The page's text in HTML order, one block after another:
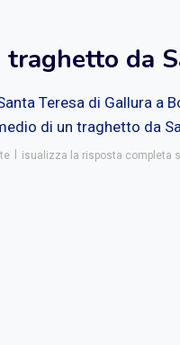
da
Teresa di Gallura a
di un traghetto da
isualizza la risposta completa